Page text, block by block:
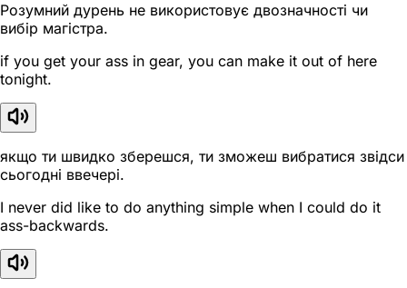
Розумний дурень не використовує двозначності чи
вибір магістра.
if you get your ass in gear, you can make it out of here
tonight.
якщо ти швидко зберешся, ти зможеш вибратися звідси
сьогодні ввечері.
I never did like to do anything simple when I could do it
ass-backwards.